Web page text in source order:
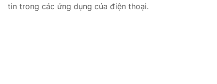
Email:toasoan@vtv.vn
tin trong các ứng dụng của điện thoại.